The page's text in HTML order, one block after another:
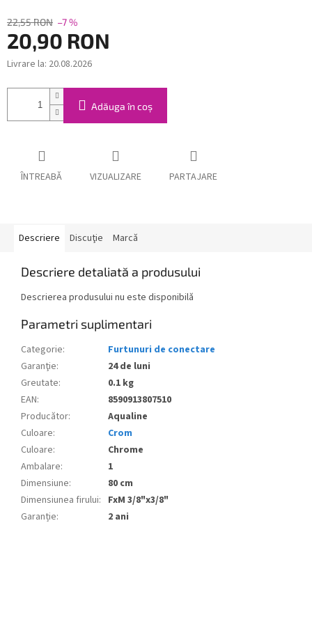
22,55 RON –7 %
20,90 RON
Evaluare
Livrare la: 20.08.2026
Adăuga în coş
ÎNTREABĂ VIZUALIZARE PARTAJARE
Descriere Discuţie Marcă
Descriere detaliată a produsului
Descrierea produsului nu este disponibilă
Parametri suplimentari
Categorie:
Furtunuri de conectare
Garanţie:
24 de luni
Greutate:
0.1 kg
EAN:
8590913807510
Producător:
Aqualine
Culoare:
Crom
Culoare:
Chrome
Ambalare:
1
Dimensiune:
80 cm
Dimensiunea firului: FxM 3/8"x3/8"
Garanție: 2 ani